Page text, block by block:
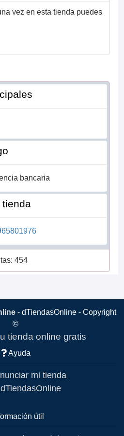
vez en esta tienda puedes
bancaria
454
- dTiendasOnline - Copyright
©
tienda online gratis
Ayuda
mi tienda
útil